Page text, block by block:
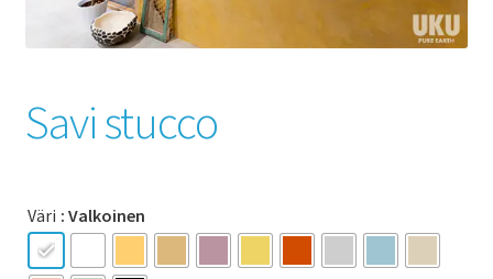
Savi stucco
Väri : Valkoinen